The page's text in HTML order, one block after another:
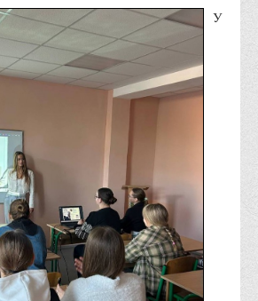
сприяння
студентів
гуртожитки
про переведення здобувачів вищої освіти на
державного замовлення
У